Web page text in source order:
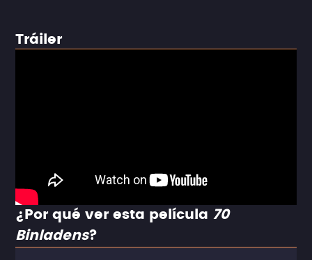
Tráiler
¿Por qué ver esta película 70
Binladens?